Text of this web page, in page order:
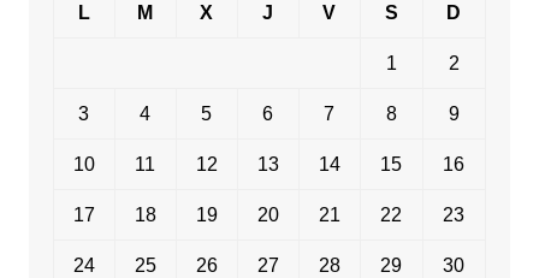
L M X J V S D
1 2
3 4 5 6 7 8 9
10 11 12 13 14 15 16
17 18 19 20 21 22 23
24 25 26 27 28 29 30